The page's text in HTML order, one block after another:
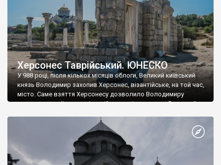
Херсонес Таврійський. ЮНЕСКО
У 988 році, після кількох місяців облоги, Великий київський
князь Володимир захопив Херсонес, візантійське, на той час,
місто. Саме взяття Херсонесу дозволило Володимиру
диктувати свої умови візантійському імператору Василю ІІ, та
Херсонесі Володимир-язичник, став Василем-християнином.
А потім було Хрещення Русі. На честь Херсонесу Таврійського